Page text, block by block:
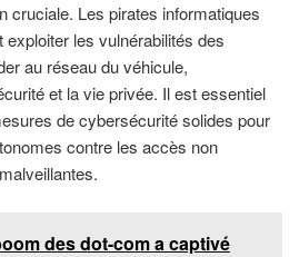
cruciale. Les pirates informatiques
exploiter les vulnérabilités des
au réseau du véhicule,
et la vie privée. Il est essentiel
de cybersécurité solides pour
contre les accès non
des dot-com a captivé